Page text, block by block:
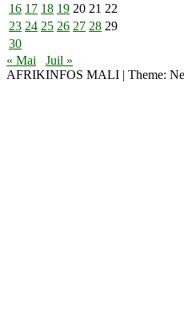
16 17 18 19 20 21 22
23 24 25 26 27 28 29
30
« Mai
Juil »
AFRIKINFOS MALI | Theme: